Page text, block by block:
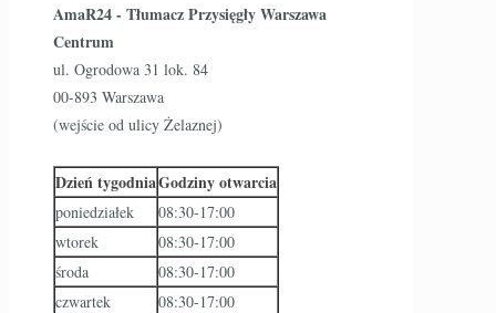
AmaR24 - Tłumacz Przysięgły Warszawa
Centrum
ul. Ogrodowa 31 lok. 84
00-893 Warszawa
(wejście od ulicy Żelaznej)
Dzień tygodniaGodziny otwarcia
poniedziałek
08:30-17:00
wtorek
08:30-17:00
środa
08:30-17:00
czwartek
08:30-17:00